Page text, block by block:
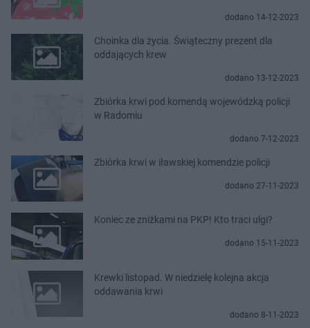
dodano 14-12-2023
Choinka dla życia. Świąteczny prezent dla
oddających krew
dodano 13-12-2023
Zbiórka krwi pod komendą wojewódzką policji
w Radomiu
dodano 7-12-2023
Zbiórka krwi w iławskiej komendzie policji
dodano 27-11-2023
Koniec ze zniżkami na PKP! Kto traci ulgi?
dodano 15-11-2023
Krewki listopad. W niedzielę kolejna akcja
oddawania krwi
dodano 8-11-2023